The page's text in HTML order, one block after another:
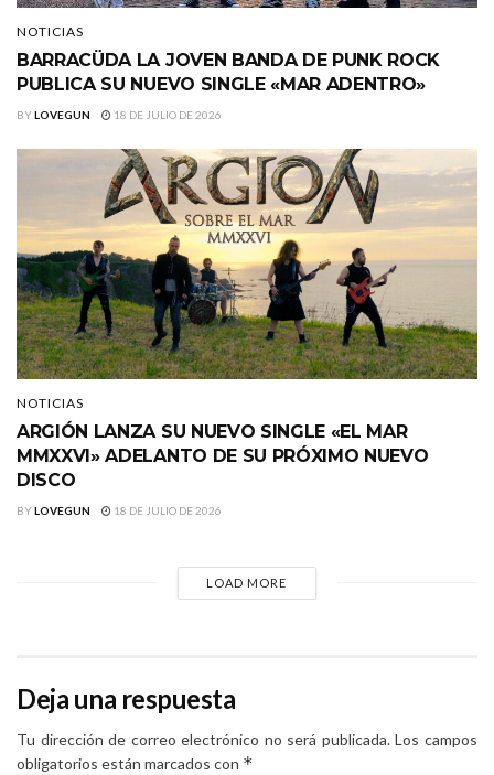
NOTICIAS
BARRACÜDA LA JOVEN BANDA DE PUNK ROCK
PUBLICA SU NUEVO SINGLE «MAR ADENTRO»
BYLOVEGUN 18 DE JULIO DE 2026
NOTICIAS
ARGIÓN LANZA SU NUEVO SINGLE «EL MAR
MMXXVI» ADELANTO DE SU PRÓXIMO NUEVO
DISCO
BYLOVEGUN 18 DE JULIO DE 2026
LOAD MORE
Deja una respuesta
Tu dirección de correo electrónico no será publicada. Los campos
obligatorios están marcados con *